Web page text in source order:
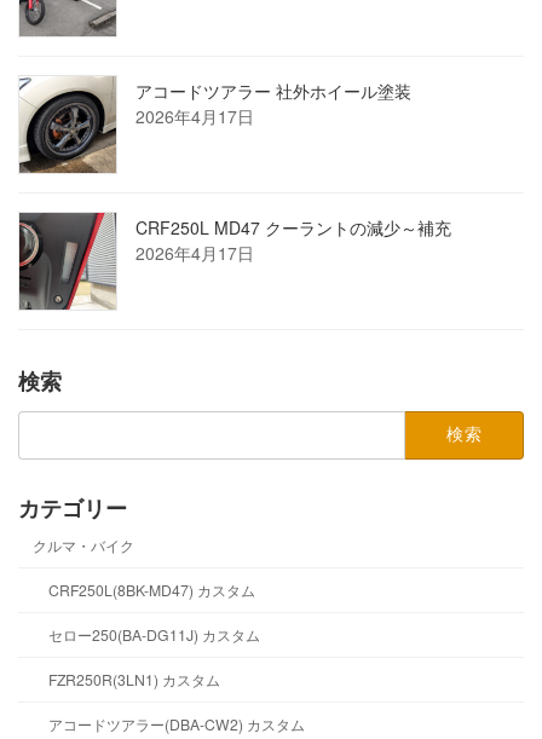
アコードツアラー 社外ホイール塗装
2026年4月17日
CRF250L MD47 クーラントの減少～補充
2026年4月17日
検索
検
カテゴリー
クルマ・バイク
CRF250L(8BK-MD47) カスタム
セロー250(BA-DG11J) カスタム
FZR250R(3LN1) カスタム
アコードツアラー(DBA-CW2) カスタム